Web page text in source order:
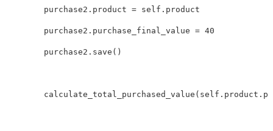
purchase2 . product = self . product
purchase2 . purchase_final_value = 40
purchase2 . save ()
calculate_total_purchased_value ( self . product . pk